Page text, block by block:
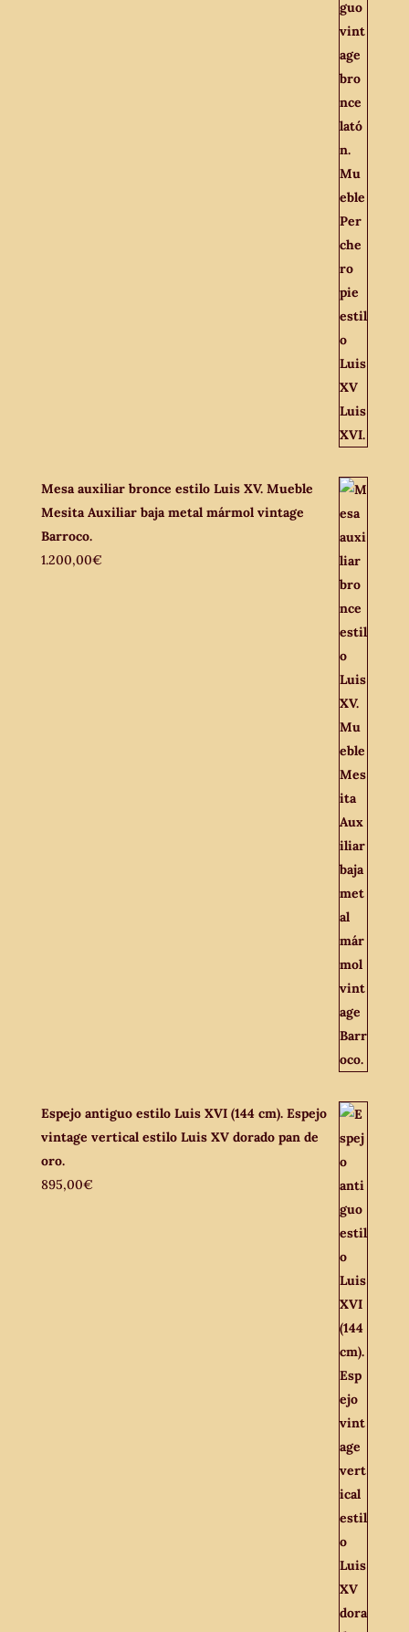
Mesa auxiliar bronce estilo Luis XV. Mueble
Mesita Auxiliar baja metal mármol vintage
Barroco.
1.200,00€
Espejo antiguo estilo Luis XVI (144 cm). Espejo
vintage vertical estilo Luis XV dorado pan de
oro.
895,00€